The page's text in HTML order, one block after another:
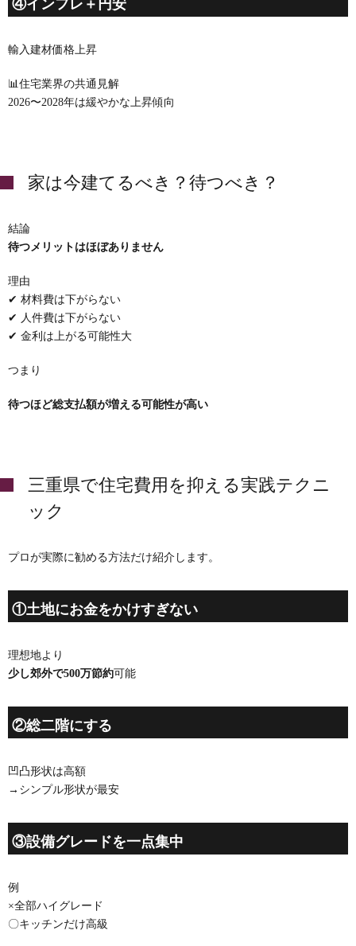
④インフレ＋円安
輸入建材価格上昇
📊住宅業界の共通見解
2026〜2028年は緩やかな上昇傾向
家は今建てるべき？待つべき？
結論
待つメリットはほぼありません
理由
✔ 材料費は下がらない
✔ 人件費は下がらない
✔ 金利は上がる可能性大
つまり
待つほど総支払額が増える可能性が高い
三重県で住宅費用を抑える実践テクニ
ック
プロが実際に勧める方法だけ紹介します。
①土地にお金をかけすぎない
理想地より
少し郊外で500万節約可能
②総二階にする
凹凸形状は高額
→シンプル形状が最安
③設備グレードを一点集中
例
×全部ハイグレード
〇キッチンだけ高級